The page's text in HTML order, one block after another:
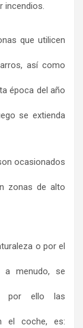
incendios.
que utilicen
así como
época del año
se extienda
ocasionados
zonas de alto
o por el
a menudo, se
por ello las
el coche, es: